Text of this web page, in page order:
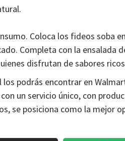
Coloca los fideos soba
Completa con la ensalada
disfrutan de sabores
podrás encontrar en
un servicio único, con
se posiciona como la mejor